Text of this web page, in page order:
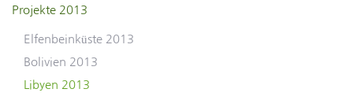
Projekte 2013
Elfenbeinküste 2013
Bolivien 2013
Libyen 2013